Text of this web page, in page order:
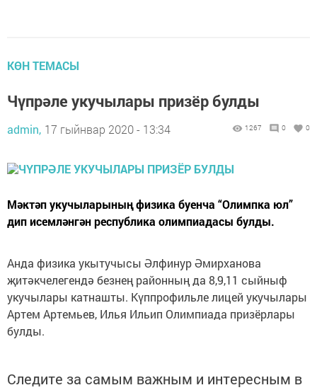
КӨН ТЕМАСЫ
Чүпрәле укучылары призёр булды
admin, 17 гыйнвар 2020 - 13:34 1267 0 0
Мәктәп укучыларының физика буенча “Олимпка юл”
дип исемләнгән республика олимпиадасы булды.
Анда физика укытучысы Әлфинур Әмирханова
җитәкчелегендә безнең районның да 8,9,11 сыйныф
укучылары катнашты. Күппрофильле лицей укучылары
Артем Артемьев, Илья Ильип Олимпиада призёрлары
булды.
Следите за самым важным и интересным в